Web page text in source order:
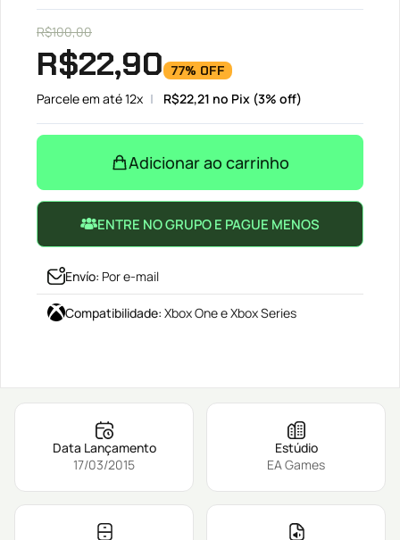
R$100,00
R$22,90 77% OFF
Parcele em até 12x R$22,21 no Pix (3% off)
Adicionar ao carrinho
ENTRE NO GRUPO E PAGUE MENOS
Envío: Por e-mail
Compatibilidade: Xbox One e Xbox Series
Data Lançamento
17/03/2015
Estúdio
EA Games